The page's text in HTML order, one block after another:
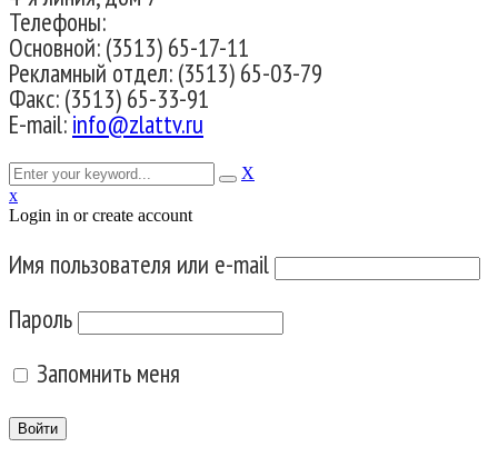
Телефоны:
Основной: (3513) 65-17-11
Рекламный отдел: (3513) 65-03-79
Факс: (3513) 65-33-91
E-mail:info@zlattv.ru
X
x
Login in or create account
Имя пользователя или e-mail
Пароль
Запомнить меня